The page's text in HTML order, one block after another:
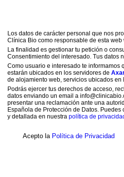
Los datos de carácter personal que nos
Clínica Bio como responsable de esta web
La finalidad es gestionar tu petición o
Consentimiento del interesado. Tus datos
Como usuario e interesado te informamos
estarán ubicados en los servidores de
de alojamiento web, servicios ubicados en
Podrás ejercer tus derechos de acceso,
datos enviando un email a
presentar una reclamación ante una
Española de Protección de Datos.
y detallada en nuestra política de
Acepto la Política de Privacidad